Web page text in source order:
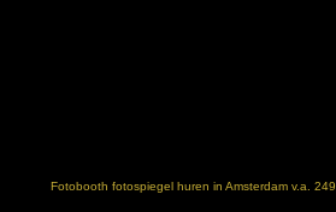
Fotobooth fotospiegel huren in Amsterdam v.a. 249